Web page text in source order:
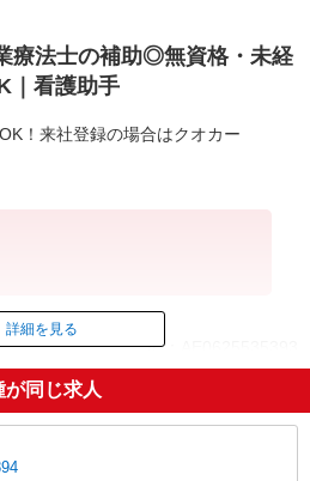
療法士の補助◎無資格・未経
｜看護助手
！来社登録の場合はクオカー
ID：AE0625535393
載期間終了
詳細を見る
同じ求人